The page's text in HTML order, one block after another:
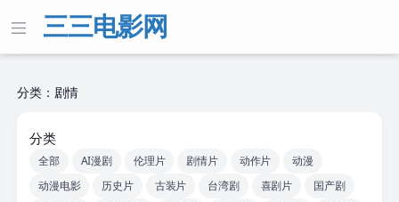
三三电影网
分类：剧情
分类
全部 AI漫剧 伦理片 剧情片 动作片
动漫
动漫电影
历史片 古装片 台湾剧 喜剧片
国产剧